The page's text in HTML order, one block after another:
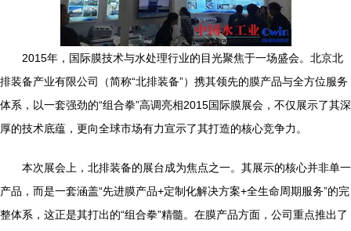
2015年，国际膜技术与水处理行业的目光聚焦于一场盛会。北京北
排装备产业有限公司（简称“北排装备”）携其领先的膜产品与全方位服务
体系，以一套强劲的“组合拳”高调亮相2015国际膜展会，不仅展示了其深
厚的技术底蕴，更向全球市场有力宣示了其打造的核心竞争力。
本次展会上，北排装备的展台成为焦点之一。其展示的核心并非单一
产品，而是一套涵盖“先进膜产品+定制化解决方案+全生命周期服务”的完
整体系，这正是其打出的“组合拳”精髓。在膜产品方面，公司重点推出了